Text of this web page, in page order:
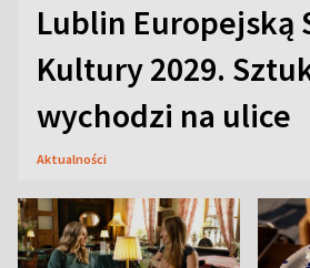
Lublin Europejską
Kultury 2029.
wychodzi na ulice
Aktualności